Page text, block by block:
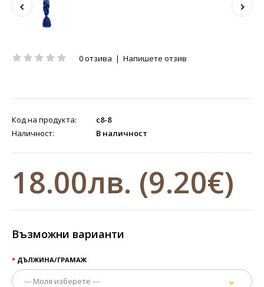
0 отзива | Напишете отзив
Код на продукта:
c8-8
Наличност:
В наличност
18.00лв. (9.20€)
Възможни варианти
ДЪЛЖИНА/ГРАМАЖ